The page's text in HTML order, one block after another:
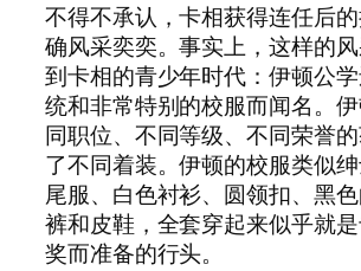
不得不承认，卡相获得连任后
确风采奕奕。事实上，这样的
到卡相的青少年时代：伊顿公
统和非常特别的校服而闻名。
同职位、不同等级、不同荣誉
了不同着装。伊顿的校服类似
尾服、白色衬衫、圆领扣、黑
裤和皮鞋，全套穿起来似乎就
奖而准备的行头。